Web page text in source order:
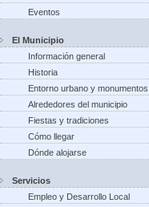
Eventos
El Municipio
Información general
Historia
Entorno urbano y monumentos
Alrededores del municipio
Fiestas y tradiciones
Cómo llegar
Dónde alojarse
Servicios
Empleo y Desarrollo Local